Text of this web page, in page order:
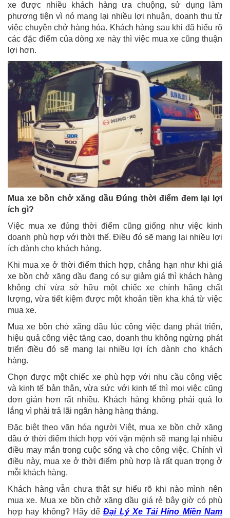
xe được nhiều khách hàng ưa chuộng, sử dụng làm
phương tiện vì nó mang lại nhiều lợi nhuận, doanh thu từ
việc chuyên chở hàng hóa. Khách hàng sau khi đã hiểu rõ
các đặc điểm của dòng xe này thì việc mua xe cũng thuận
lợi hơn.
Mua xe bồn chở xăng dầu Đúng thời điểm đem lại lợi
ích gì?
Việc mua xe đúng thời điểm cũng giống như việc kinh
doanh phù hợp với thời thế. Điều đó sẽ mang lại nhiều lợi
ích dành cho khách hàng.
Khi mua xe ở thời điểm thích hợp, chẳng hạn như khi giá
xe bồn chở xăng dầu đang có sự giảm giá thì khách hàng
không chỉ vừa sở hữu một chiếc xe chính hãng chất
lượng, vừa tiết kiệm được một khoản tiền kha khá từ việc
mua xe.
Mua xe bồn chở xăng dầu lúc công việc đang phát triển,
hiệu quả công việc tăng cao, doanh thu không ngừng phát
triển điều đó sẽ mang lại nhiều lợi ích dành cho khách
hàng.
Chọn được một chiếc xe phù hợp với nhu cầu công việc
và kinh tế bản thân, vừa sức với kinh tế thì mọi việc cũng
đơn giản hơn rất nhiều. Khách hàng không phải quá lo
lắng vì phải trả lãi ngân hàng hàng tháng.
Đặc biệt theo văn hóa người Việt, mua xe bồn chở xăng
dầu ở thời điểm thích hợp với vận mệnh sẽ mang lại nhiều
điều may mắn trong cuộc sống và cho công việc. Chính vì
điều này, mua xe ở thời điểm phù hợp là rất quan trọng ở
mỗi khách hàng.
Khách hàng vẫn chưa thật sự hiểu rõ khi nào mình nên
mua xe. Mua xe bồn chở xăng dầu giá rẻ bây giờ có phù
hợp hay không? Hãy đểĐại Lý Xe Tải Hino Miền Nam